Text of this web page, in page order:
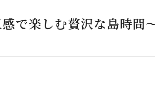
で楽しむ贅沢な島時間